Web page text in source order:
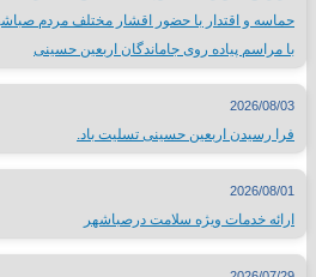
حماسه و اقتدار با حضور اقشار مختلف مردم
با مراسم پیاده روی جاماندگان اربعین حسینی
2026/08/03
فرا رسیدن اربعین حسینی تسلیت باد.
2026/08/01
ارائه خدمات ویژه سلامت درصباشهر
استانداری تهران
فرمانداری شهرستان شهریار
اداره ورزش و جوانان شهریار
تماس با
تلفن تماس:65624446-021